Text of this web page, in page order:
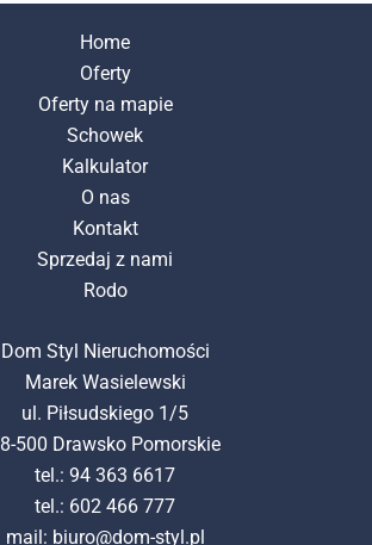
Home
Oferty
Oferty na mapie
Schowek
Kalkulator
O nas
Kontakt
Sprzedaj z nami
Rodo
Dom Styl Nieruchomości
Marek Wasielewski
ul. Piłsudskiego 1/5
500 Drawsko Pomorskie
tel.: 94 363 6617
tel.: 602 466 777
mail: biuro@dom-styl.pl